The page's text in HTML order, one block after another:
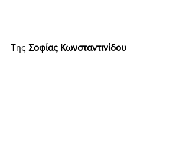
Της Σοφίας Κωνσταντινίδου